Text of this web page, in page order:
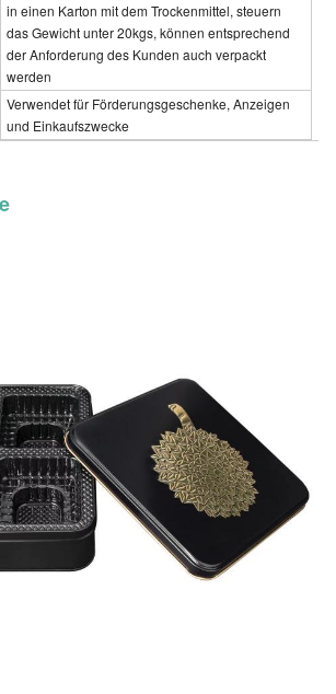
in einen Karton mit dem Trockenmittel, steuern
das Gewicht unter 20kgs, können entsprechend
der Anforderung des Kunden auch verpackt
werden
Verwendet für Förderungsgeschenke, Anzeigen
und Einkaufszwecke